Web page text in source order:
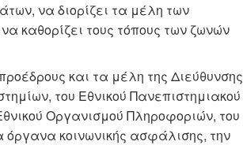
να διορίζει τα μέλη των
καθορίζει τους τόπους των ζωνών
και τα μέλη της Διεύθυνσης
του Εθνικού Πανεπιστημιακού
Οργανισμού Πληροφοριών, του
όργανα κοινωνικής ασφάλισης, την